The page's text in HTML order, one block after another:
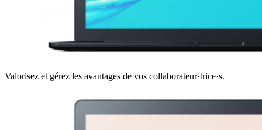
Valorisez et gérez les avantages de vos collaborateur·trice·s.